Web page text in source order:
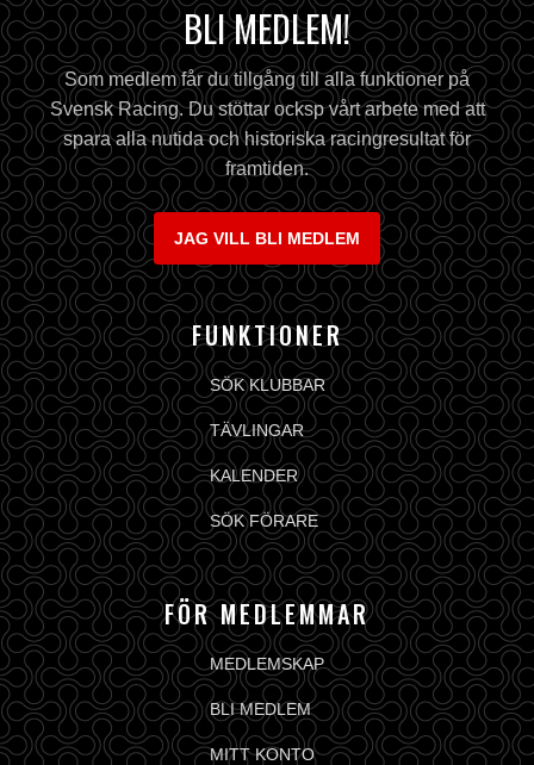
BLI MEDLEM!
Som medlem får du tillgång till alla funktioner på
Svensk Racing. Du stöttar ocksp vårt arbete med att
spara alla nutida och historiska racingresultat för
framtiden.
JAG VILL BLI MEDLEM
FUNKTIONER
SÖK KLUBBAR
TÄVLINGAR
KALENDER
SÖK FÖRARE
FÖR MEDLEMMAR
MEDLEMSKAP
BLI MEDLEM
MITT KONTO